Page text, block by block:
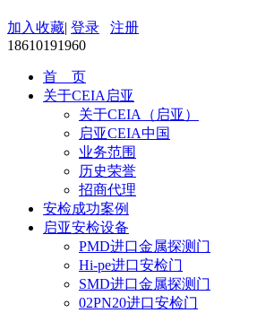
加入收藏| 登录
注册
18610191960
首 页
关于CEIA启亚
关于CEIA（启亚）
启亚CEIA中国
业务范围
历史荣誉
招商代理
安检成功案例
启亚安检设备
PMD进口金属探测门
Hi-pe进口安检门
SMD进口金属探测门
02PN20进口安检门